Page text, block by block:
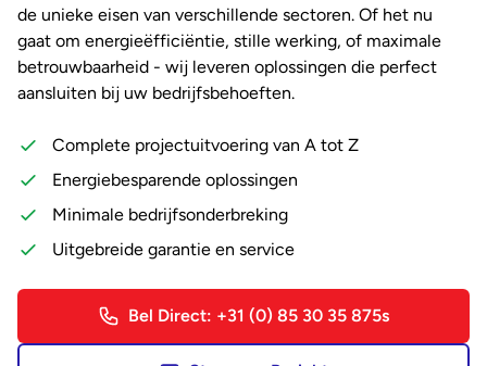
de unieke eisen van verschillende sectoren. Of het nu
gaat om energieëfficiëntie, stille werking, of maximale
betrouwbaarheid - wij leveren oplossingen die perfect
aansluiten bij uw bedrijfsbehoeften.
Complete projectuitvoering van A tot Z
Energiebesparende oplossingen
Minimale bedrijfsonderbreking
Uitgebreide garantie en service
Bel Direct: +31 (0) 85 30 35 875s